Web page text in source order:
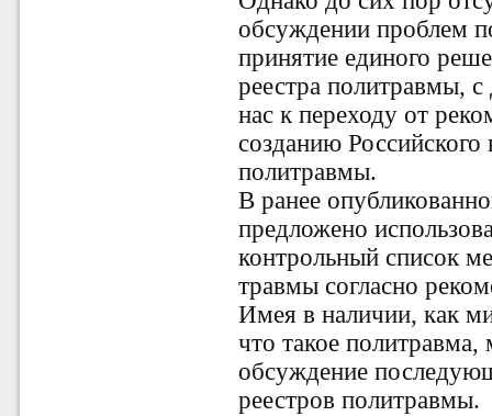
обсуждении проблем
принятие единого
реестра политравмы,
нас к переходу от
созданию Российского
политравмы.
В ранее
предложено
контрольный список
травмы согласно
Имея в наличии, как
что такое
обсуждение
реестров политравмы.